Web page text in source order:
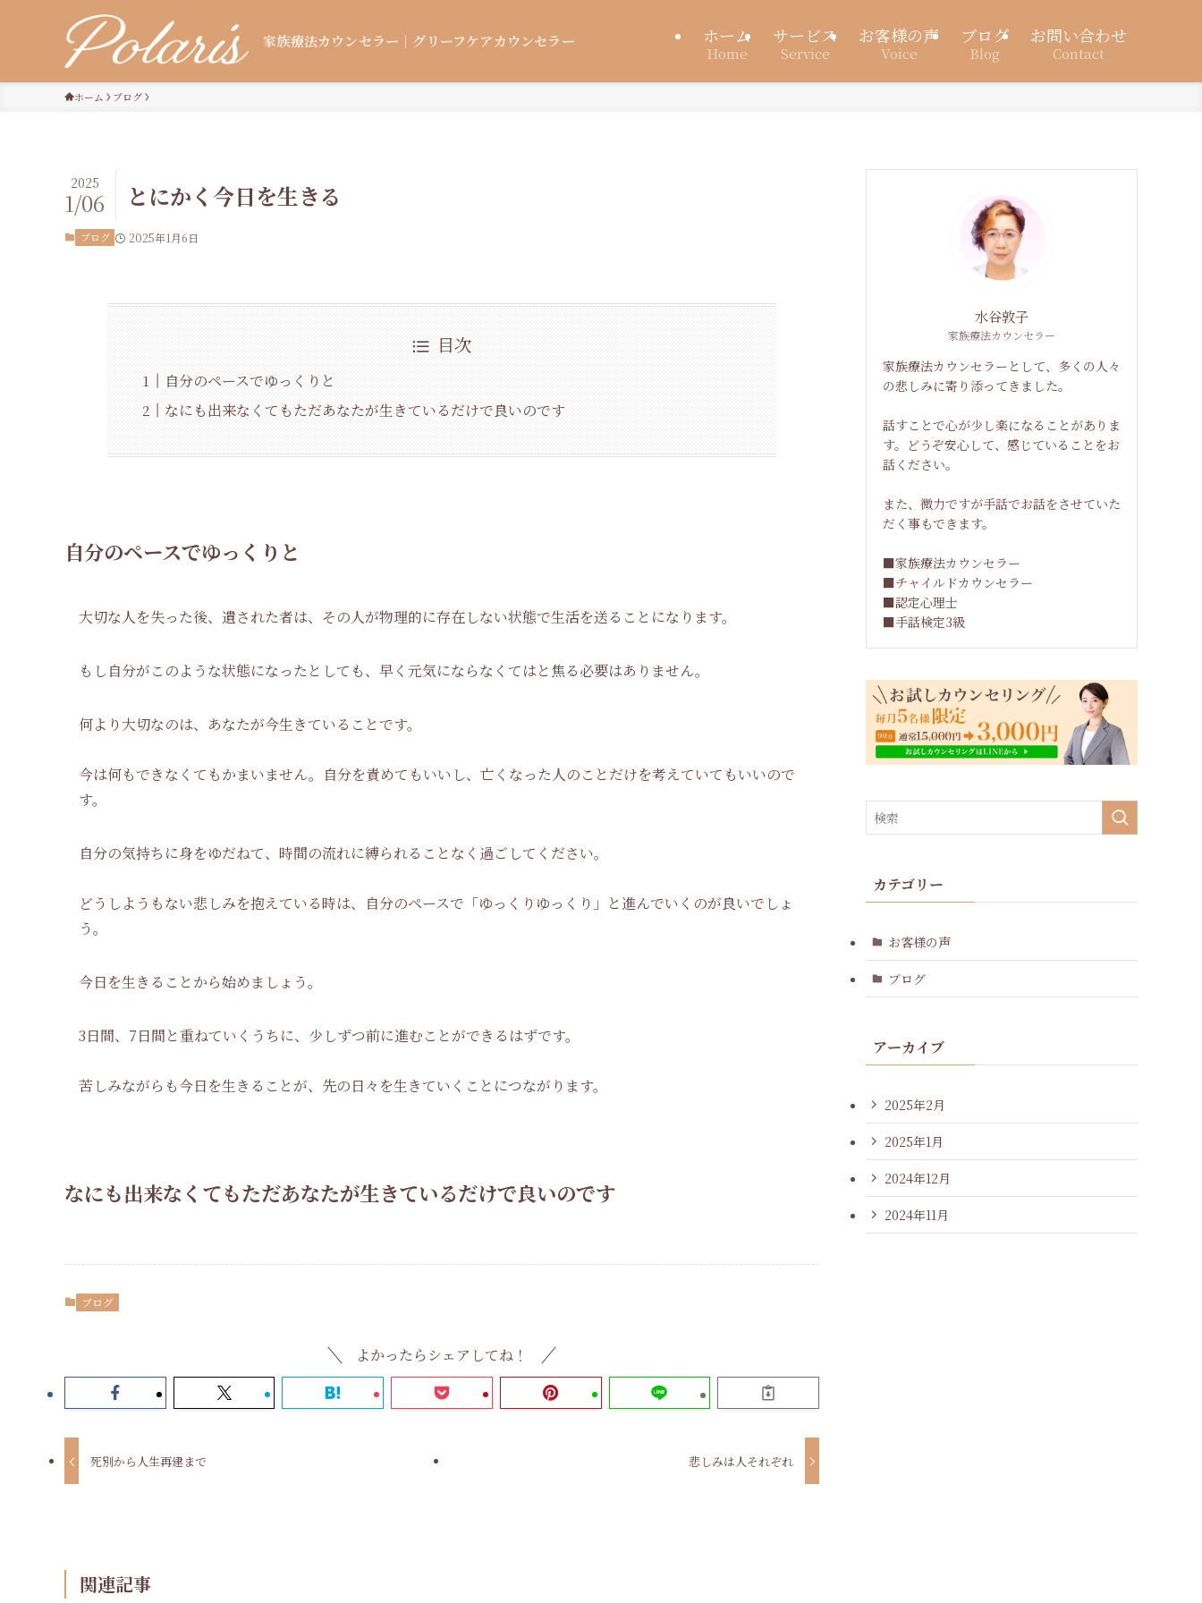
家族療法カウンセラー｜グリーフケアカウンセラー ホーム
Home
サービス
Service
お客様の声
Voice
ブログ
Blog
お問い合わせ
Contact
ホーム ブログ
とにかく今日を生きる
2025
1/06
ブログ 2025年1月6日
目次
自分のペースでゆっくりと
なにも出来なくてもただあなたが生きているだけで良いのです
自分のペースでゆっくりと
大切な人を失った後、遺された者は、その人が物理的に存在しない状態で生活を送ることになります。
もし自分がこのような状態になったとしても、早く元気にならなくてはと焦る必要はありません。
何より大切なのは、あなたが今生きていることです。
今は何もできなくてもかまいません。自分を責めてもいいし、亡くなった人のことだけを考えていてもいいので
す。
自分の気持ちに身をゆだねて、時間の流れに縛られることなく過ごしてください。
どうしようもない悲しみを抱えている時は、自分のペースで「ゆっくりゆっくり」と進んでいくのが良いでしょ
う。
今日を生きることから始めましょう。
3日間、7日間と重ねていくうちに、少しずつ前に進むことができるはずです。
苦しみながらも今日を生きることが、先の日々を生きていくことにつながります。
なにも出来なくてもただあなたが生きているだけで良いのです
ブログ
よかったらシェアしてね！
死別から人生再建まで 悲しみは人それぞれ
関連記事
水谷敦子
家族療法カウンセラー
家族療法カウンセラーとして、多くの人々
の悲しみに寄り添ってきました。
話すことで心が少し楽になることがありま
す。どうぞ安心して、感じていることをお
話ください。
また、微力ですが手話でお話をさせていた
だく事もできます。
■家族療法カウンセラー
■チャイルドカウンセラー
■認定心理士
■手話検定3級
カテゴリー
お客様の声
ブログ
アーカイブ
2025年2月
2025年1月
2024年12月
2024年11月